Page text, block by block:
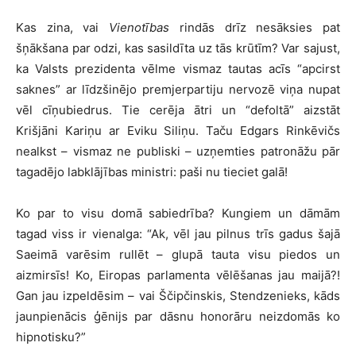
Kas zina, vai Vienotības rindās drīz nesāksies pat
šņākšana par odzi, kas sasildīta uz tās krūtīm? Var sajust,
ka Valsts prezidenta vēlme vismaz tautas acīs “apcirst
saknes” ar līdzšinējo premjerpartiju nervozē viņa nupat
vēl cīņubiedrus. Tie cerēja ātri un “defoltā” aizstāt
Krišjāni Kariņu ar Eviku Siliņu. Taču Edgars Rinkēvičs
nealkst – vismaz ne publiski – uzņemties patronāžu pār
tagadējo labklājības ministri: paši nu tieciet galā!
Ko par to visu domā sabiedrība? Kungiem un dāmām
tagad viss ir vienalga: “Ak, vēl jau pilnus trīs gadus šajā
Saeimā varēsim rullēt – glupā tauta visu piedos un
aizmirsīs! Ko, Eiropas parlamenta vēlēšanas jau maijā?!
Gan jau izpeldēsim – vai Ščipčinskis, Stendzenieks, kāds
jaunpienācis ģēnijs par dāsnu honorāru neizdomās ko
hipnotisku?”